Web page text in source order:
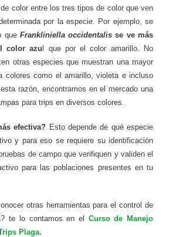
color entre los tres tipos de color que ven
por la especie. Por ejemplo, se
que Frankliniella occidentalis se ve más
color azu l que por el color amarillo. No
otras especies que muestran una mayor
colores como el amarillo, violeta e incluso
razón, encontramos en el mercado una
para trips en diversos colores.
efectiva? Esto depende de qué especie
y para eso se requiere su identificación
de campo que verifiquen y validen el
para las poblaciones presentes en tu
otras herramientas para el control de
te lo contamos en el Curso de Manejo
Plaga.